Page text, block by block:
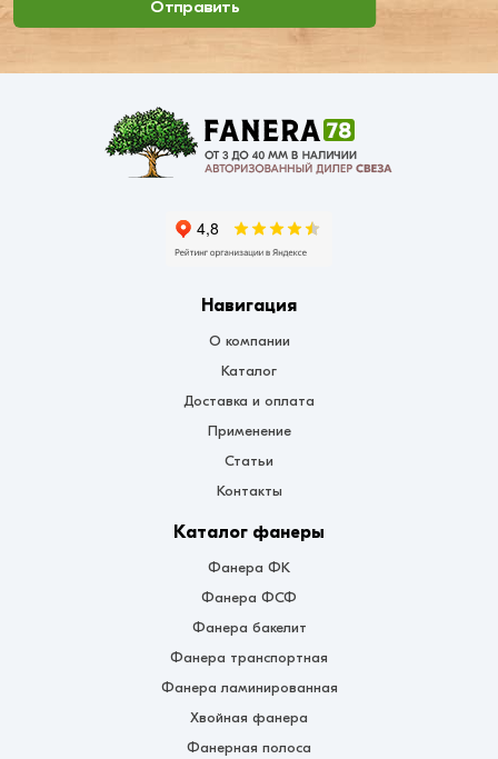
Отправить
Навигация
О компании
Каталог
Доставка и оплата
Применение
Статьи
Контакты
Каталог фанеры
Фанера ФК
Фанера ФСФ
Фанера бакелит
Фанера транспортная
Фанера ламинированная
Хвойная фанера
Фанерная полоса